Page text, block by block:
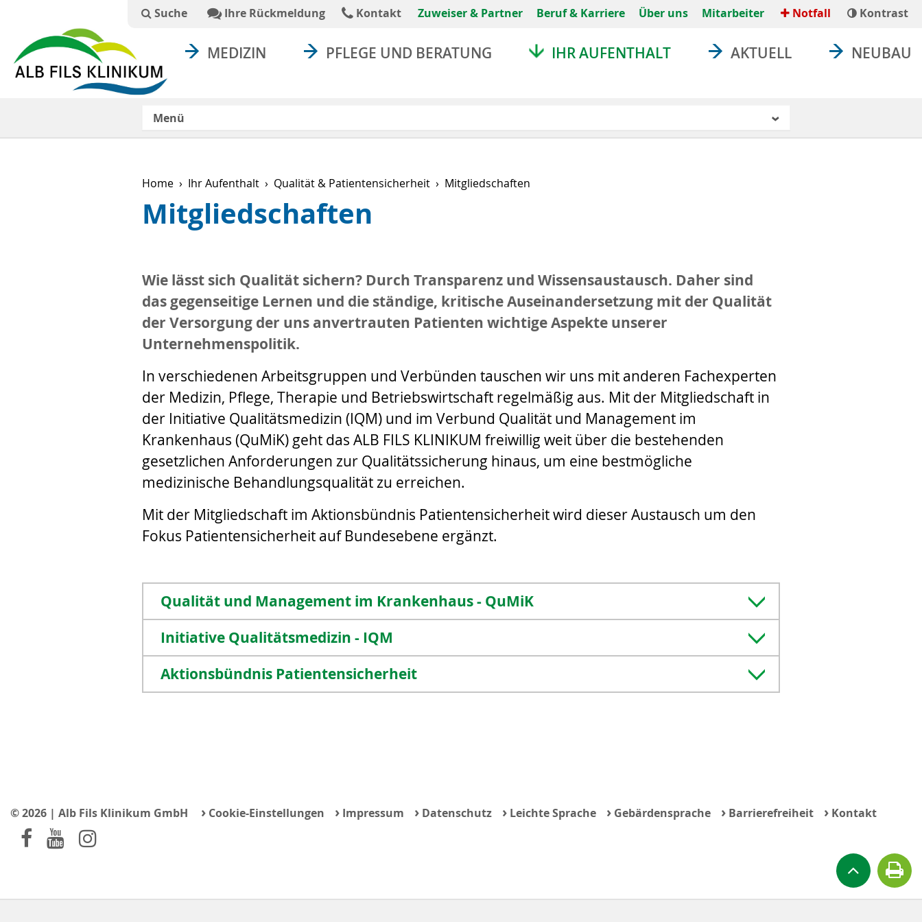
Suche Suchtext absenden
Ihre Rückmeldung Kontakt Zuweiser & Partner Beruf & Karriere Über uns Mitarbeiter Notfall Kontrast
MEDIZIN PFLEGE UND BERATUNG IHR AUFENTHALT AKTUELL NEUBAU
Menü
Home Ihr Aufenthalt Qualität & Patientensicherheit Mitgliedschaften
Mitgliedschaften
Wie lässt sich Qualität sichern? Durch Transparenz und Wissensaustausch. Daher sind
das gegenseitige Lernen und die ständige, kritische Auseinandersetzung mit der Qualität
der Versorgung der uns anvertrauten Patienten wichtige Aspekte unserer
Unternehmenspolitik.
In verschiedenen Arbeitsgruppen und Verbünden tauschen wir uns mit anderen Fachexperten
der Medizin, Pflege, Therapie und Betriebswirtschaft regelmäßig aus. Mit der Mitgliedschaft in
der Initiative Qualitätsmedizin (IQM) und im Verbund Qualität und Management im
Krankenhaus (QuMiK) geht das ALB FILS KLINIKUM freiwillig weit über die bestehenden
gesetzlichen Anforderungen zur Qualitätssicherung hinaus, um eine bestmögliche
medizinische Behandlungsqualität zu erreichen.
Mit der Mitgliedschaft im Aktionsbündnis Patientensicherheit wird dieser Austausch um den
Fokus Patientensicherheit auf Bundesebene ergänzt.
Qualität und Management im Krankenhaus - QuMiK
Initiative Qualitätsmedizin - IQM
Aktionsbündnis Patientensicherheit
© 2026 | Alb Fils Klinikum GmbH › Cookie-Einstellungen › Impressum › Datenschutz › Leichte Sprache › Gebärdensprache › Barrierefreiheit › Kontakt